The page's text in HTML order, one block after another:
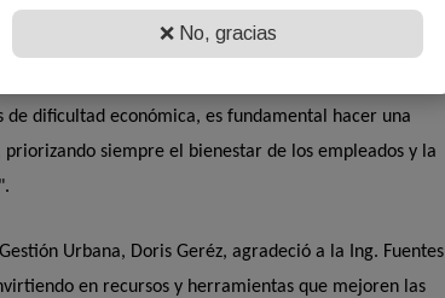
excepcionales sin importar el horario o las
de dificultad económica, es fundamental hacer una
siempre el bienestar de los empleados y la
Urbana, Doris Geréz, agradeció a la Ing. Fuentes
en recursos y herramientas que mejoren las
❌ No, gracias